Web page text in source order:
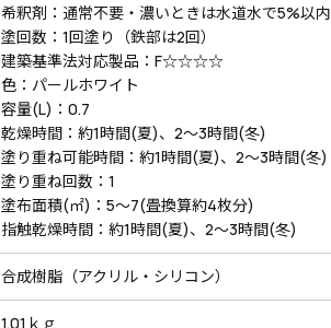
希釈剤：通常不要・濃いときは水道水で5%以内
塗回数：1回塗り（鉄部は2回）
建築基準法対応製品：F☆☆☆☆
色：パールホワイト
容量(L)：0.7
乾燥時間：約1時間(夏)、2～3時間(冬)
塗り重ね可能時間：約1時間(夏)、2～3時間(冬)
塗り重ね回数：1
塗布面積(㎡)：5～7(畳換算約4枚分)
指触乾燥時間：約1時間(夏)、2～3時間(冬)
合成樹脂（アクリル・シリコン）
1.01ｋｇ